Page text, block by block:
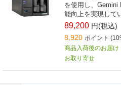
を使用し、Gemini
能向上を実現して
89,200 円(税込)
8,920 ポイント
商品入荷後のお届
お取り寄せ